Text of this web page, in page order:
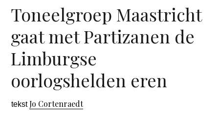
Toneelgroep Maastricht
gaat met Partizanen de
Limburgse
oorlogshelden eren
tekstJo Cortenraedt